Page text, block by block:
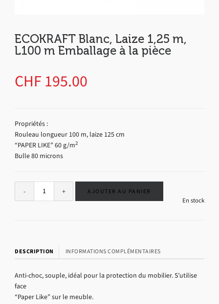
ECOKRAFT Blanc, Laize 1,25 m,
L100 m Emballage à la pièce
CHF 195.00
Propriétés :
Rouleau longueur 100 m, laize 125 cm
“PAPER LIKE” 60 g/m2
Bulle 80 microns
En stock
AJOUTER AU PANIER
DESCRIPTION INFORMATIONS COMPLÉMENTAIRES
Anti-choc, souple, idéal pour la protection du mobilier. S’utilise
face
“Paper Like” sur le meuble.